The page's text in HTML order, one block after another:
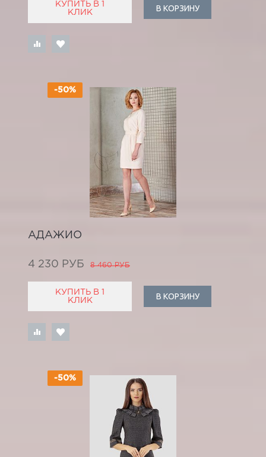
КУПИТЬ В 1
КЛИК
В КОРЗИНУ
-50%
АДАЖИО
4 230 РУБ 8 460 РУБ
КУПИТЬ В 1
КЛИК
В КОРЗИНУ
-50%